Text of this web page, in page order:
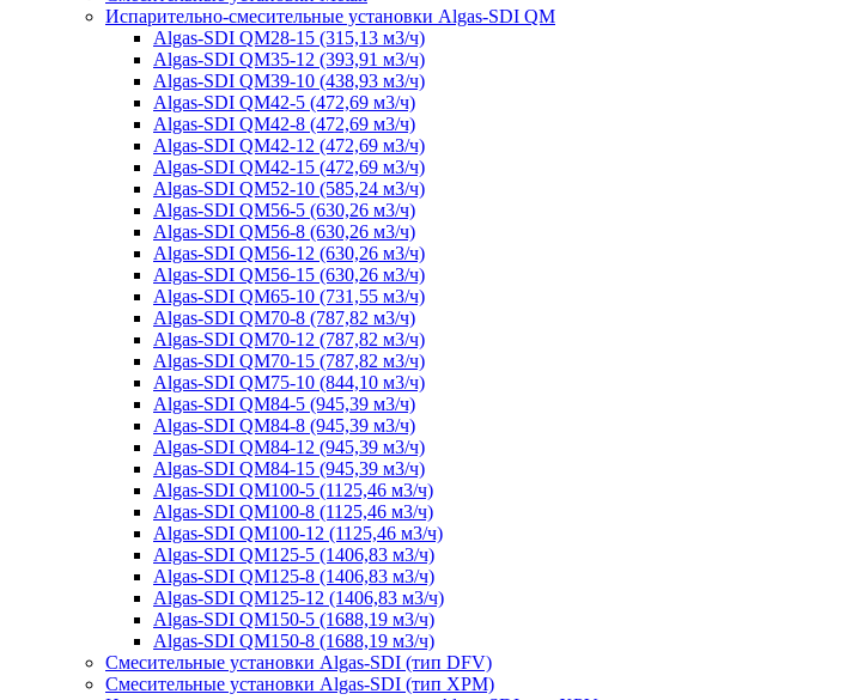
Испарительно-смесительные установки Algas-SDI QM
Algas-SDI QM28-15 (315,13 м3/ч)
Algas-SDI QM35-12 (393,91 м3/ч)
Algas-SDI QM39-10 (438,93 м3/ч)
Algas-SDI QM42-5 (472,69 м3/ч)
Algas-SDI QM42-8 (472,69 м3/ч)
Algas-SDI QM42-12 (472,69 м3/ч)
Algas-SDI QM42-15 (472,69 м3/ч)
Algas-SDI QM52-10 (585,24 м3/ч)
Algas-SDI QM56-5 (630,26 м3/ч)
Algas-SDI QM56-8 (630,26 м3/ч)
Algas-SDI QM56-12 (630,26 м3/ч)
Algas-SDI QM56-15 (630,26 м3/ч)
Algas-SDI QM65-10 (731,55 м3/ч)
Algas-SDI QM70-8 (787,82 м3/ч)
Algas-SDI QM70-12 (787,82 м3/ч)
Algas-SDI QM70-15 (787,82 м3/ч)
Algas-SDI QM75-10 (844,10 м3/ч)
Algas-SDI QM84-5 (945,39 м3/ч)
Algas-SDI QM84-8 (945,39 м3/ч)
Algas-SDI QM84-12 (945,39 м3/ч)
Algas-SDI QM84-15 (945,39 м3/ч)
Algas-SDI QM100-5 (1125,46 м3/ч)
Algas-SDI QM100-8 (1125,46 м3/ч)
Algas-SDI QM100-12 (1125,46 м3/ч)
Algas-SDI QM125-5 (1406,83 м3/ч)
Algas-SDI QM125-8 (1406,83 м3/ч)
Algas-SDI QM125-12 (1406,83 м3/ч)
Algas-SDI QM150-5 (1688,19 м3/ч)
Algas-SDI QM150-8 (1688,19 м3/ч)
Смесительные установки Algas-SDI (тип DFV)
Смесительные установки Algas-SDI (тип XPM)